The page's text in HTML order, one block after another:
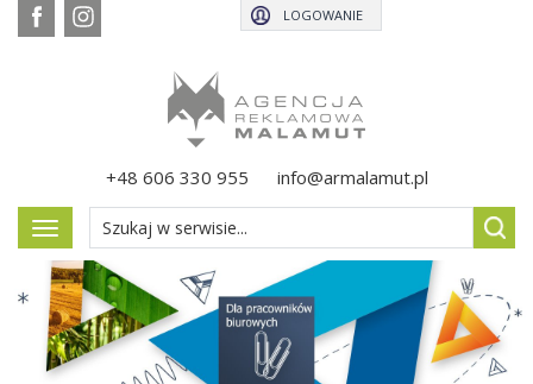
+48 606 330 955 info@armalamut.pl
LOGOWANIE
Pokaż
menu